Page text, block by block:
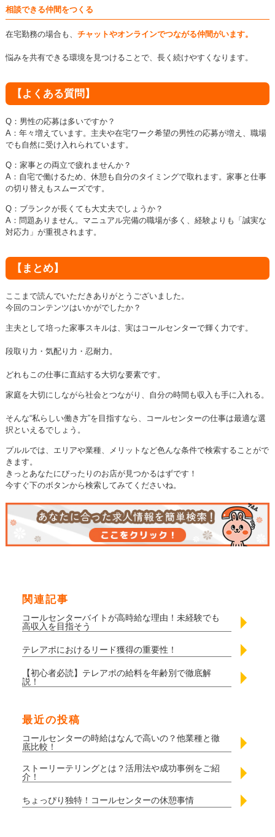
相談できる仲間をつくる
在宅勤務の場合も、 チャットやオンラインでつながる仲間がいます。
悩みを共有できる環境を見つけることで、長く続けやすくなります。
【よくある質問】
Q：男性の応募は多いですか？
A：年々増えています。主夫や在宅ワーク希望の男性の応募が増え、職場
でも自然に受け入れられています。
Q：家事との両立で疲れませんか？
A：自宅で働けるため、休憩も自分のタイミングで取れます。家事と仕事
の切り替えもスムーズです。
Q：ブランクが長くても大丈夫でしょうか？
A：問題ありません。マニュアル完備の職場が多く、経験よりも「誠実な
対応力」が重視されます。
【まとめ】
ここまで読んでいただきありがとうございました。
今回のコンテンツはいかがでしたか？
主夫として培った家事スキルは、実はコールセンターで輝く力です。
段取り力・気配り力・忍耐力。
どれもこの仕事に直結する大切な要素です。
家庭を大切にしながら社会とつながり、自分の時間も収入も手に入れる。
そんな“私らしい働き方”を目指すなら、コールセンターの仕事は最適な選
択といえるでしょう。
プルルでは、エリアや業種、メリットなど色んな条件で検索することがで
きます。
きっとあなたにぴったりのお店が見つかるはずです！
今すぐ下のボタンから検索してみてくださいね。
関連記事
コールセンターバイトが高時給な理由！未経験でも
高収入を目指そう
テレアポにおけるリード獲得の重要性！
【初心者必読】テレアポの給料を年齢別で徹底解
説！
最近の投稿
コールセンターの時給はなんで高いの？他業種と徹
底比較！
ストーリーテリングとは？活用法や成功事例をご紹
介！
ちょっぴり独特！コールセンターの休憩事情